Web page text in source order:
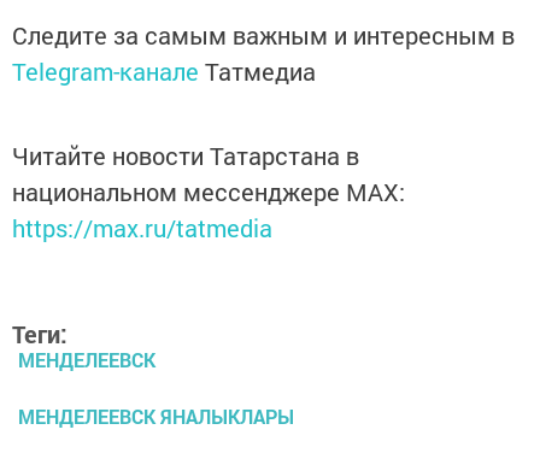
Следите за самым важным и интересным в
Telegram-канале Татмедиа
Читайте новости Татарстана в
национальном мессенджере MАХ:
https://max.ru/tatmedia
Теги:
МЕНДЕЛЕЕВСК
МЕНДЕЛЕЕВСК ЯНАЛЫКЛАРЫ